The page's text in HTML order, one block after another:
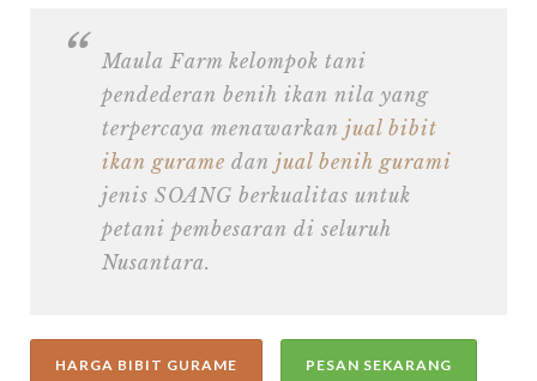
Maula Farm kelompok tani
pendederan benih ikan nila yang
terpercaya menawarkan jual bibit
ikan gurame dan jual benih gurami
jenis SOANG berkualitas untuk
petani pembesaran di seluruh
Nusantara.
HARGA BIBIT GURAME PESAN SEKARANG